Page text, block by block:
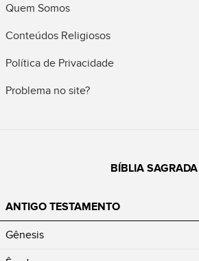
Quem Somos
Conteúdos Religiosos
Política de Privacidade
Problema no site?
BÍBLIA SAGRADA
ANTIGO TESTAMENTO
Gênesis